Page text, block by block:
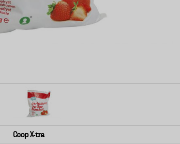
Coop X-tra